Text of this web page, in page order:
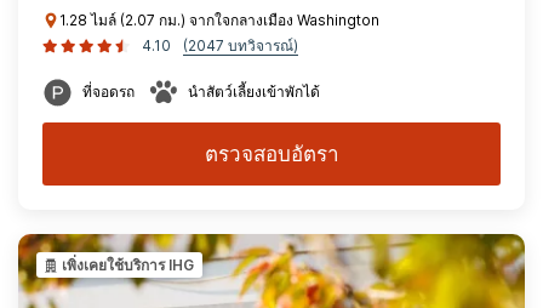
1.28 ไมล์ (2.07 กม.) จากใจกลางเมือง Washington
4.10
(2047 บทวิจารณ์)
ที่จอดรถ นำสัตว์เลี้ยงเข้าพักได้
ตรวจสอบอัตรา
เพิ่งเคยใช้บริการ IHG